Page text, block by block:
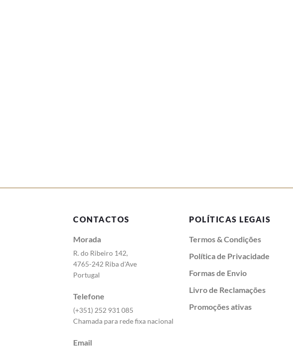
CONTACTOS
Morada
R. do Ribeiro 142,
4765-242 Riba d'Ave
Portugal
Telefone
(+351) 252 931 085
Chamada para rede fixa nacional
Email
POLÍTICAS LEGAIS
Termos & Condições
Política de Privacidade
Formas de Envio
Livro de Reclamações
Promoções ativas